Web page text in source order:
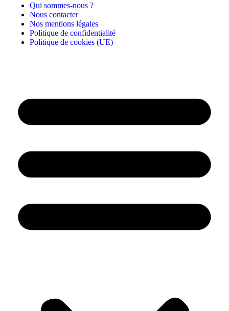
Qui sommes-nous ?
Nous contacter
Nos mentions légales
Politique de confidentialité
Politique de cookies (UE)